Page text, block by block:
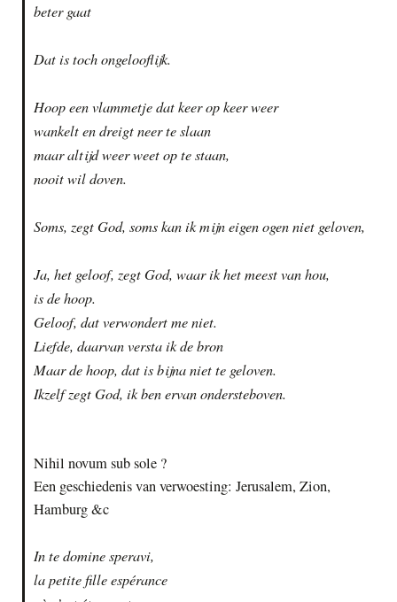
beter gaat
Dat is toch ongelooflijk.
Hoop een vlammetje dat keer op keer weer
wankelt en dreigt neer te slaan
maar altijd weer weet op te staan,
nooit wil doven.
Soms, zegt God, soms kan ik mijn eigen ogen niet geloven,
Ja, het geloof, zegt God, waar ik het meest van hou,
is de hoop.
Geloof, dat verwondert me niet.
Liefde, daarvan versta ik de bron
Maar de hoop, dat is bijna niet te geloven.
Ikzelf zegt God, ik ben ervan ondersteboven.
Nihil novum sub sole ?
Een geschiedenis van verwoesting: Jerusalem, Zion,
Hamburg &c
In te domine speravi,
la petite fille espérance